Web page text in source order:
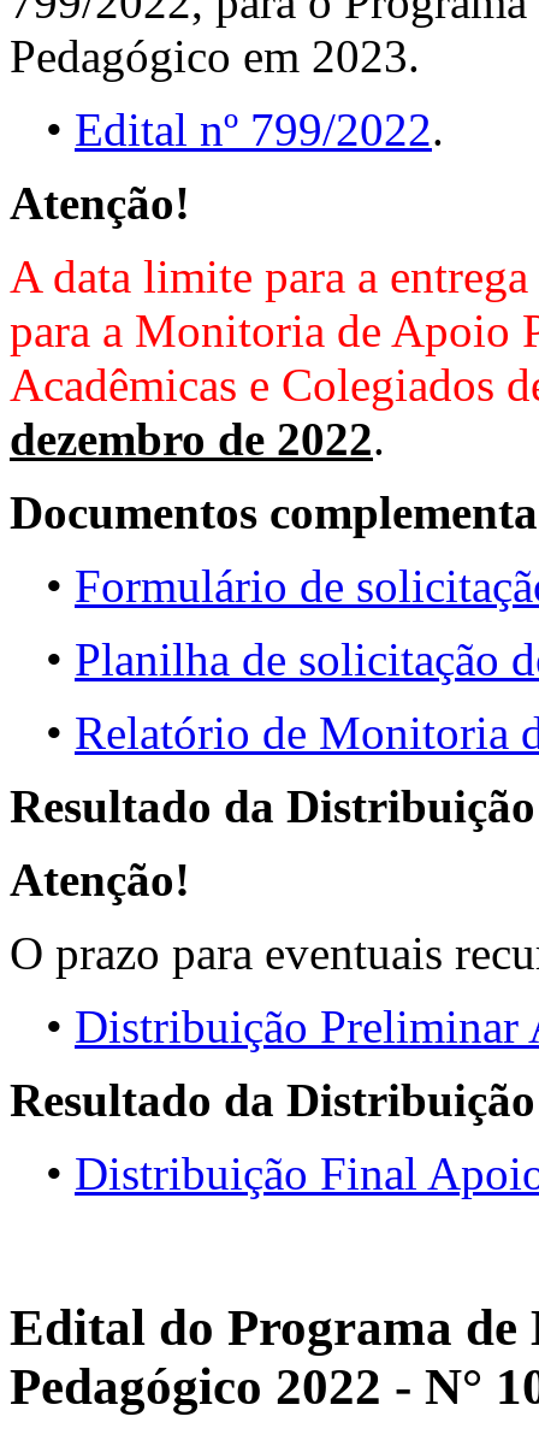
Pedagógico em 2023.
• Edital nº 799/2022.
Atenção!
A data limite para a
para a Monitoria de Apoio
Acadêmicas e Colegiados
dezembro de 2022.
Documentos
• Formulário de
• Planilha de solicitação
• Relatório de Monitoria
Resultado da
Atenção!
O prazo para eventuais
• Distribuição Preliminar
Resultado da
• Distribuição Final
Edital do Programa
Pedagógico 2022 - N°